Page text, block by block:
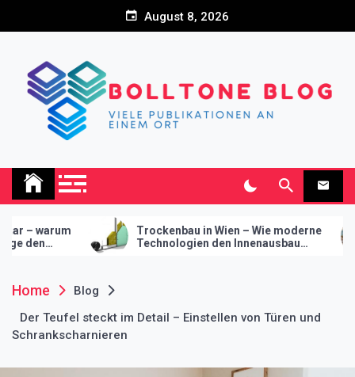
August 8, 2026
Bolltone Blog
Trockenbau in Wien – Wie moderne
Technologien den Innenausbau
revolutionieren
Home
Blog
Der Teufel steckt im Detail – Einstellen von Türen und
Schrankscharnieren